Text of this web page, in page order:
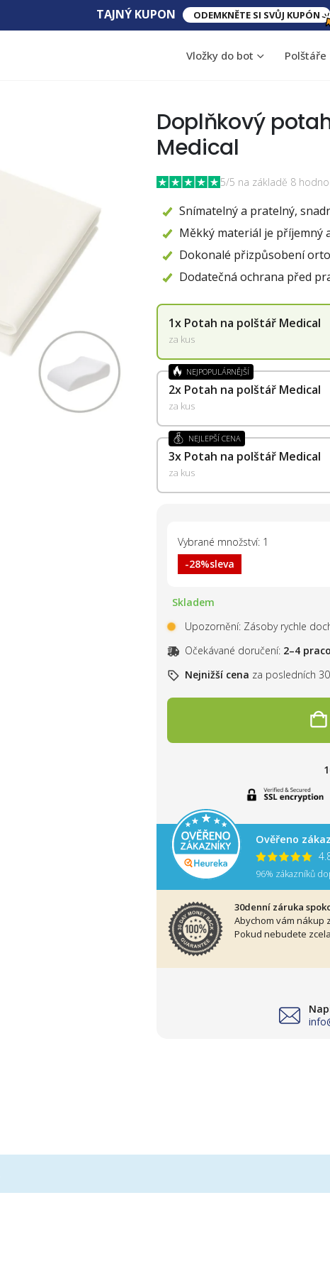
TAJNÝ KUPON​​ ODEMKNĚTE SI SVŮJ KUPÓN
Vložky do bot Polštáře
Doplňkový
Medical
5/5 na základě 8
Snímatelný a pratelný,
Měkký materiál je příjemný
Dokonalé přizpůsobení
Dodatečná ochrana před
1x Potah na polštář Medical
za kus
NEJPOPULÁRNĚJŠÍ
2x Potah na polštář Medical
za kus
NEJLEPŠÍ CENA
3x Potah na polštář Medical
za kus
Vybrané množství: 1
-28%sleva
Skladem
Upozornění: Zásoby rychle
Očekávané doručení: 2–4
Nejnižší cena za posledních
Ověřeno
96% zákazníků
30denní záruka
Abychom vám nákup
Pokud nebudete